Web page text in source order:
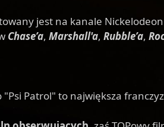
jest na kanale
Chase’a, Marshall'a, Rubble’a,
Patrol" to największa